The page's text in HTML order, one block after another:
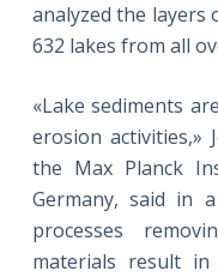
analyzed the layers
632 lakes from all
«Lake sediments
erosion activities,»
the Max Planck
Germany, said in
processes
materials result in